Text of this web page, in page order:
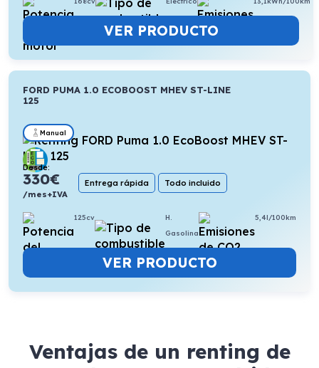
VER PRODUCTO
FORD PUMA 1.0 ECOBOOST MHEV ST-LINE
125
Manual
Desde:
330€
/mes+IVA
Entrega rápida Todo incluido
125cv
H.
Gasolina
5,4l/100km
VER PRODUCTO
Ventajas de un renting de